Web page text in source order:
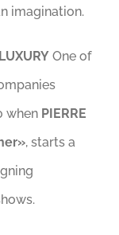
imagination.
One of
when PIERRE
, starts a